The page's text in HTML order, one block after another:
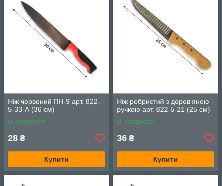
Ніж червоний ПН-9 арт. 822-
5-33-А (36 см)
В наявності
28 ₴
Купити
Ніж ребристий з дерев'яною
ручкою арт. 822-5-21 (25 см)
В наявності
36 ₴
Купити